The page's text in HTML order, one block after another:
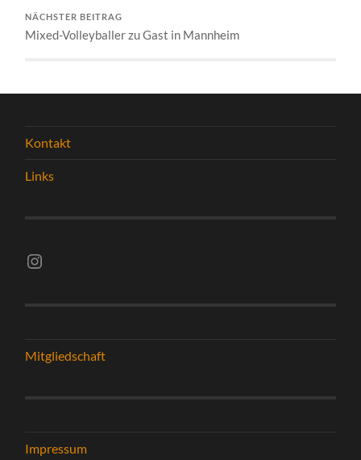
NÄCHSTER BEITRAG
Mixed-Volleyballer zu Gast in Mannheim
Kontakt
Links
Instagram vsghelmstadt.volleyball
Mitgliedschaft
Impressum